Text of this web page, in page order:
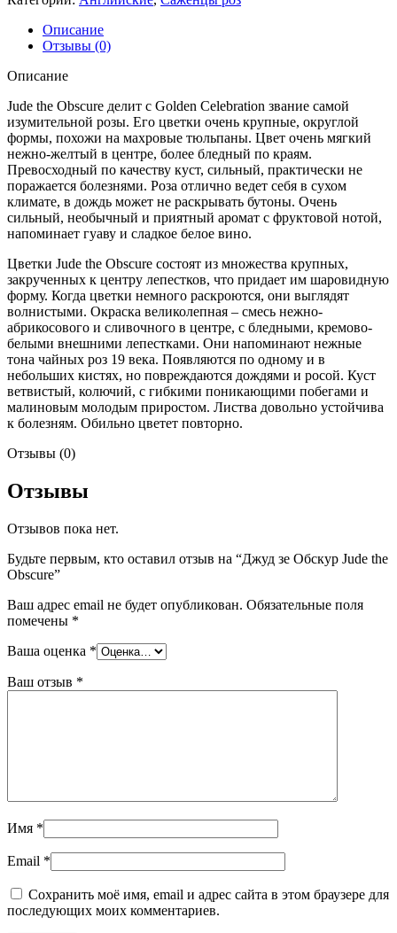
Описание
Отзывы (0)
Описание
Jude the Obscure делит с Golden Celebration звание самой
изумительной розы. Его цветки очень крупные, округлой
формы, похожи на махровые тюльпаны. Цвет очень мягкий
нежно-желтый в центре, более бледный по краям.
Превосходный по качеству куст, сильный, практически не
поражается болезнями. Роза отлично ведет себя в сухом
климате, в дождь может не раскрывать бутоны. Очень
сильный, необычный и приятный аромат с фруктовой нотой,
напоминает гуаву и сладкое белое вино.
Цветки Jude the Obscure состоят из множества крупных,
закрученных к центру лепестков, что придает им шаровидную
форму. Когда цветки немного раскроются, они выглядят
волнистыми. Окраска великолепная – смесь нежно-
абрикосового и сливочного в центре, с бледными, кремово-
белыми внешними лепестками. Они напоминают нежные
тона чайных роз 19 века. Появляются по одному и в
небольших кистях, но повреждаются дождями и росой. Куст
ветвистый, колючий, с гибкими поникающими побегами и
малиновым молодым приростом. Листва довольно устойчива
к болезням. Обильно цветет повторно.
Отзывы (0)
Отзывы
Отзывов пока нет.
Будьте первым, кто оставил отзыв на “Джуд зе Обскур Jude the
Obscure”
Ваш адрес email не будет опубликован. Обязательные поля
помечены *
Ваша оценка *
Ваш отзыв *
Имя *
Email *
Сохранить моё имя, email и адрес сайта в этом браузере для
последующих моих комментариев.